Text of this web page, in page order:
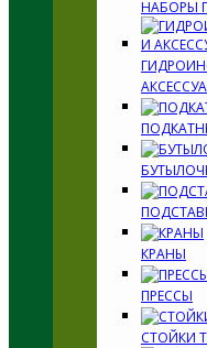
НАБОРЫ
КРАНЫ
ПРЕССЫ
СТОЙКИ